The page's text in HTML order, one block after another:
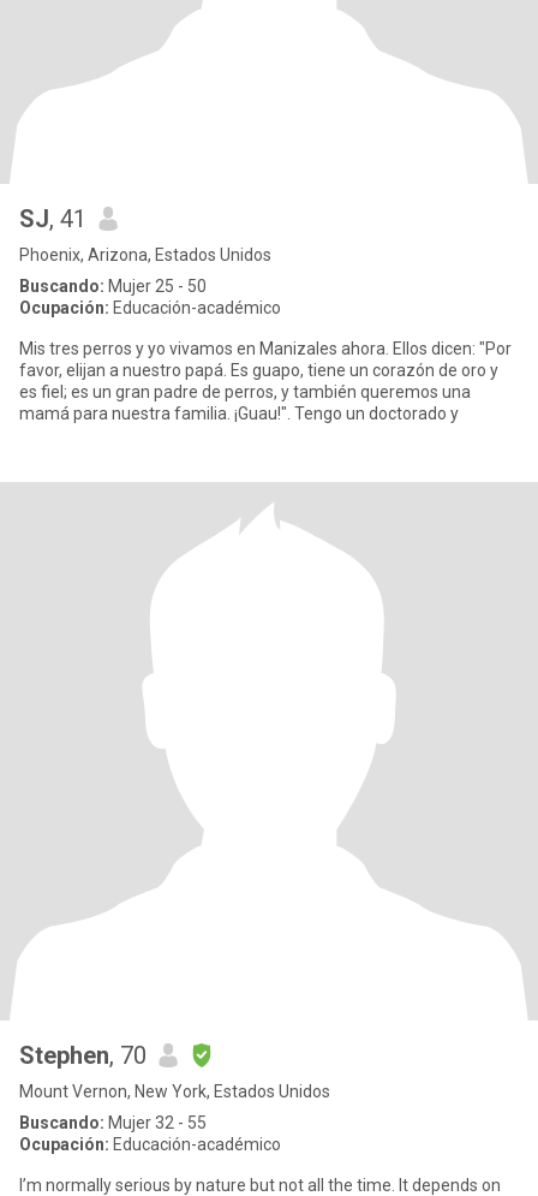
SJ, 41
Phoenix, Arizona, Estados Unidos
Buscando: Mujer 25 - 50
Ocupación: Educación-académico
Mis tres perros y yo vivamos en Manizales ahora. Ellos dicen: "Por
favor, elijan a nuestro papá. Es guapo, tiene un corazón de oro y
es fiel; es un gran padre de perros, y también queremos una
mamá para nuestra familia. ¡Guau!". Tengo un doctorado y
Stephen, 70
Mount Vernon, New York, Estados Unidos
Buscando: Mujer 32 - 55
Ocupación: Educación-académico
I’m normally serious by nature but not all the time. It depends on